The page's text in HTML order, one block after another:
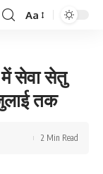
Font
Aa
में सेवा सेतु
तक
2 Min Read